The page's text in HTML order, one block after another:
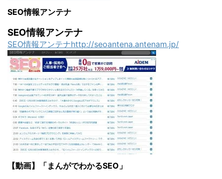
SEO情報アンテナ
SEO情報アンテナ
SEO情報アンテナhttp://seoantena.antenam.jp/
【動画】「まんがでわかるSEO」